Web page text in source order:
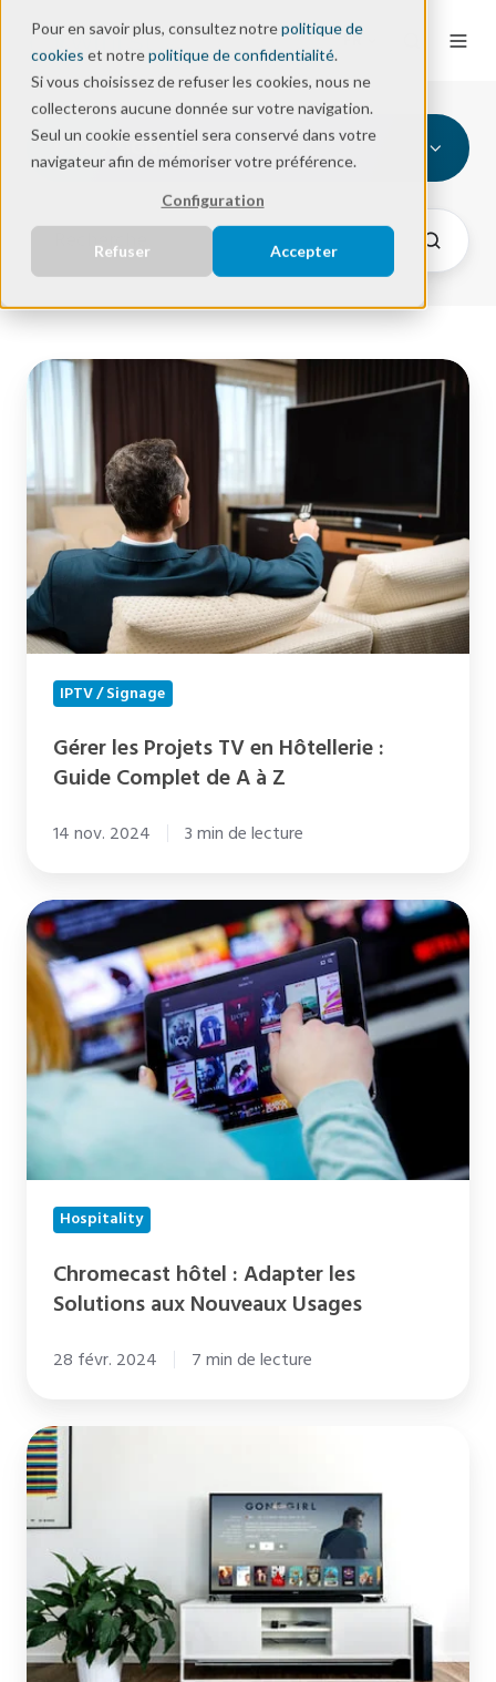
Pour en savoir plus, consultez notrepolitique de
cookies et notrepolitique de confidentialité.
Si vous choisissez de refuser les cookies, nous ne
collecterons aucune donnée sur votre navigation.
Seul un cookie essentiel sera conservé dans votre
navigateur afin de mémoriser votre préférence.
Configuration
Refuser Accepter
FR
IPTV / SIGNAGE
Gérer
TV
en
Hôtellerie
Guide
Complet
de
IPTV / Signage
Gérer les Projets TV en Hôtellerie :
Guide Complet de A à Z
14 nov. 2024 3 min de lecture
Chromecast
hôtel
:
Adapter
les
Solutions
aux
Nouveaux
Usages
Hospitality
Chromecast hôtel : Adapter les
Solutions aux Nouveaux Usages
28 févr. 2024 7 min de lecture
IPTV
en
Hôtellerie
:
Révolutionner
l'Expérience
Client